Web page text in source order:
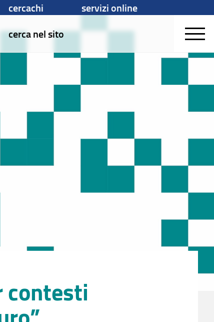
cercachi
servizi online
cerca nel sito
contesti